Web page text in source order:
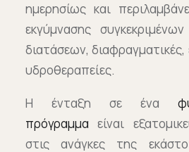
ημερησίως και
εκγύμνασης
διατάσεων, διαφραγματικές,
υδροθεραπείες.
Η ένταξη σε ένα
πρόγραμμα είναι
στις ανάγκες της